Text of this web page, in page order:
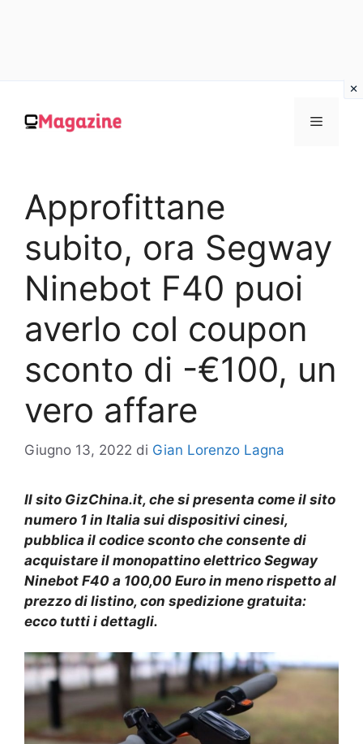
contenuto
MENU
Approfittane
subito, ora Segway
Ninebot F40 puoi
averlo col coupon
sconto di -€100, un
vero affare
Giugno 13, 2022 di Gian Lorenzo Lagna
Il sito GizChina.it, che si presenta come il sito
numero 1 in Italia sui dispositivi cinesi,
pubblica il codice sconto che consente di
acquistare il monopattino elettrico Segway
Ninebot F40 a 100,00 Euro in meno rispetto al
prezzo di listino, con spedizione gratuita:
ecco tutti i dettagli.